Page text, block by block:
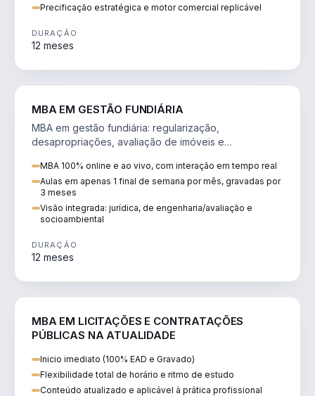
Precificação estratégica e motor comercial replicável
DURAÇÃO
12 meses
MBA EM GESTÃO FUNDIÁRIA
MBA em gestão fundiária: regularização,
desapropriações, avaliação de imóveis e
MBA 100% online e ao vivo, com interação em tempo real
Aulas em apenas 1 final de semana por mês, gravadas por
3 meses
Visão integrada: jurídica, de engenharia/avaliação e
socioambiental
DURAÇÃO
12 meses
MBA EM LICITAÇÕES E CONTRATAÇÕES
PÚBLICAS NA ATUALIDADE
Inicio imediato (100% EAD e Gravado)
Flexibilidade total de horário e ritmo de estudo
Conteúdo atualizado e aplicável à prática profissional